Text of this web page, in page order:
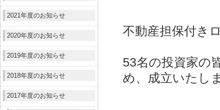
2021年度のお知らせ
2020年度のお知らせ
2019年度のお知らせ
2018年度のお知らせ
2017年度のお知らせ
不動産担保付き
53名の投資家の
め、成立いたし